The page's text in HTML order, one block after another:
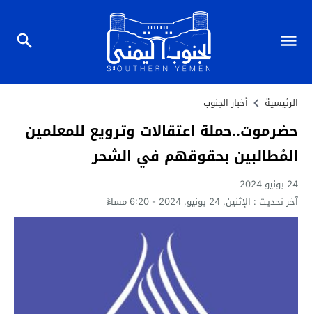
الرئيسية أخبار الجنوب
حضرموت..حملة اعتقالات وترويع للمعلمين
المُطالبين بحقوقهم في الشحر
24 يونيو 2024
آخر تحديث : الإثنين, 24 يونيو, 2024 - 6:20 مساءً